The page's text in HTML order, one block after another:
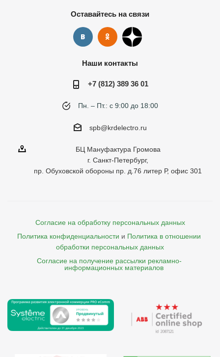
Оставайтесь на связи
Наши контакты
+7 (812) 389 36 01
Пн. – Пт.: с 9:00 до 18:00
spb@krdelectro.ru
БЦ Мануфактура Громова
г. Санкт-Петербург,
пр. Обуховской обороны пр. д.76 литер Р, офис 301
Согласие на обработку персональных данных
Политика конфиденциальности и Политика в отношении
обработки персональных данных
Согласие на получение рассылки рекламно-
    информационных материалов